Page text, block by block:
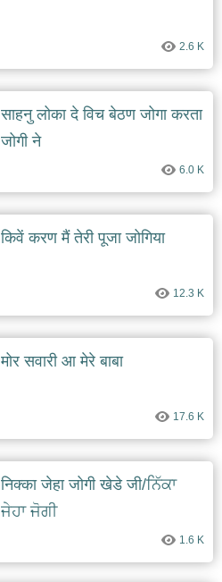
2.6 K
साहनु लोका दे विच बेठण जोगा करता
जोगी ने
6.0 K
किवें करण मैं तेरी पूजा जोगिया
12.3 K
मोर सवारी आ मेरे बाबा
17.6 K
निक्का जेहा जोगी खेडे जी/ਨਿੱਕਾ
ਜੇਹਾ ਜੋਗੀ
1.6 K